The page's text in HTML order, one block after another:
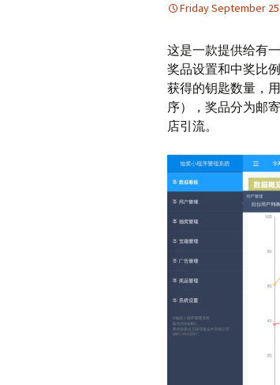
Friday September
这是一款提供给有
奖品设置和中奖比
获得的钥匙数量，
序），奖品分为邮
店引流。